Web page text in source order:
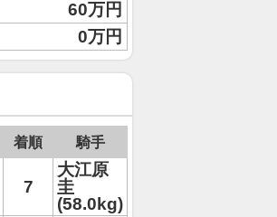
60万円
0万円
着順 騎手
7
大江原
圭
(58.0kg)